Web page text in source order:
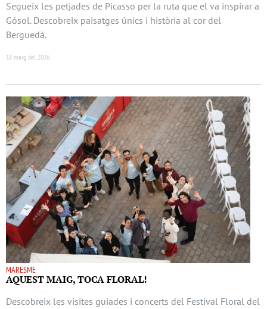
Segueix les petjades de Picasso per la ruta que el va inspirar a
Gósol. Descobreix paisatges únics i història al cor del
Berguedà.
18 maig del 2026
MARESME
AQUEST MAIG, TOCA FLORAL!
Descobreix les visites guiades i concerts del Festival Floral del